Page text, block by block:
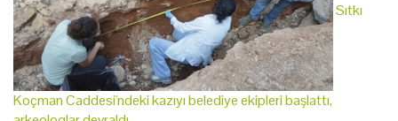
Sıtkı
Koçman Caddesi'ndeki kazıyı belediye ekipleri başlattı,